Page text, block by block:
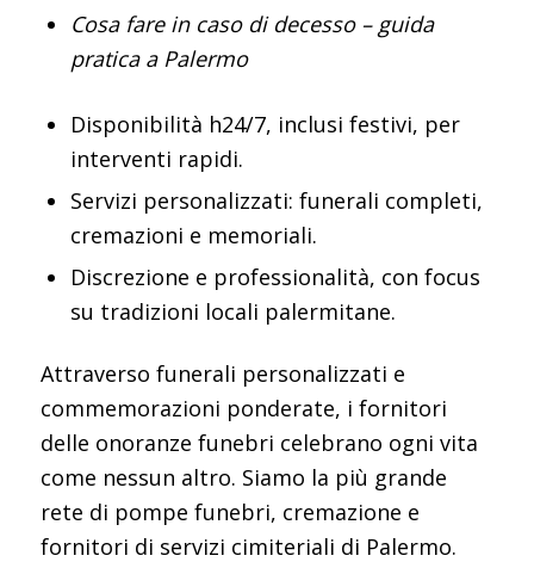
Cosa fare in caso di decesso – guida
pratica a Palermo
Disponibilità h24/7, inclusi festivi, per
interventi rapidi.
Servizi personalizzati: funerali completi,
cremazioni e memoriali.
Discrezione e professionalità, con focus
su tradizioni locali palermitane.
Attraverso funerali personalizzati e
commemorazioni ponderate, i fornitori
delle onoranze funebri celebrano ogni vita
come nessun altro. Siamo la più grande
rete di pompe funebri, cremazione e
fornitori di servizi cimiteriali di Palermo.